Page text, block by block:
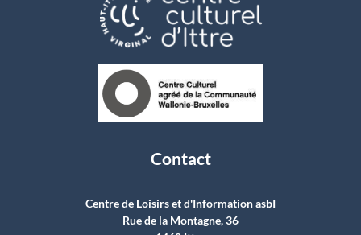
Contact
Centre de Loisirs et d'Information asbI
Rue de la Montagne, 36